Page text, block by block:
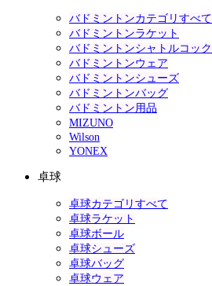
バドミントンカテゴリすべて
バドミントンラケット
バドミントンシャトルコック
バドミントンウェア
バドミントンシューズ
バドミントンバッグ
バドミントン用品
MIZUNO
Wilson
YONEX
卓球
卓球カテゴリすべて
卓球ラケット
卓球ボール
卓球シューズ
卓球バッグ
卓球ウェア